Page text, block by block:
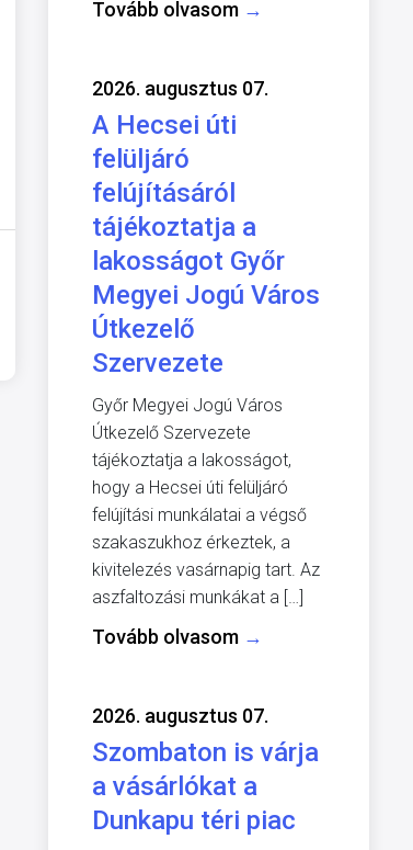
Tovább olvasom →
2026. augusztus 07.
A Hecsei úti
felüljáró
felújításáról
tájékoztatja a
lakosságot Győr
Megyei Jogú Város
Útkezelő
Szervezete
Győr Megyei Jogú Város
Útkezelő Szervezete
tájékoztatja a lakosságot,
hogy a Hecsei úti felüljáró
felújítási munkálatai a végső
szakaszukhoz érkeztek, a
kivitelezés vasárnapig tart. Az
aszfaltozási munkákat a […]
Tovább olvasom →
2026. augusztus 07.
Szombaton is várja
a vásárlókat a
Dunkapu téri piac